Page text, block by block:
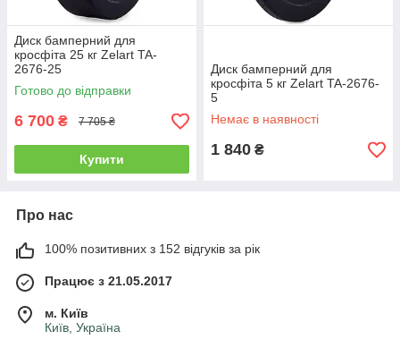
Диск бамперний для
кросфіта 25 кг Zelart TA-
2676-25
Готово до відправки
6 700 ₴ 7 705 ₴
Купити
Диск бамперний для
кросфіта 5 кг Zelart TA-2676-
5
Немає в наявності
1 840 ₴
Про нас
100% позитивних з 152 відгуків за рік
Працює з 21.05.2017
м. Київ
Київ, Україна